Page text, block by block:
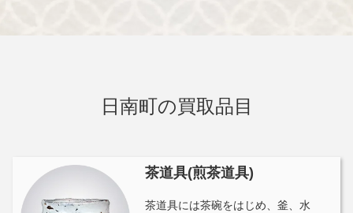
日南町の買取品目
茶道具(煎茶道具)
茶道具には茶碗をはじめ、釜、水